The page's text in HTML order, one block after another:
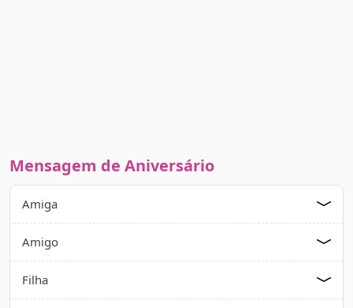
Mensagem de Aniversário
Amiga
Amigo
Filha